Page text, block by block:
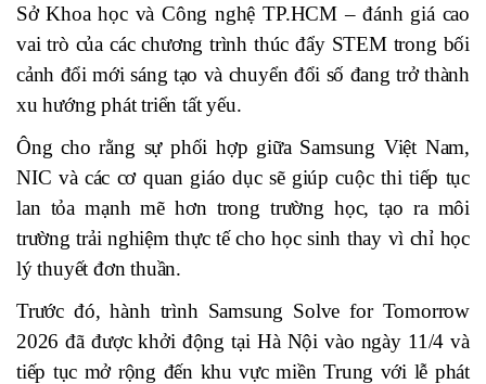
Sở Khoa học và Công nghệ TP.HCM – đánh giá cao
vai trò của các chương trình thúc đẩy STEM trong bối
cảnh đổi mới sáng tạo và chuyển đổi số đang trở thành
xu hướng phát triển tất yếu.
Ông cho rằng sự phối hợp giữa Samsung Việt Nam,
NIC và các cơ quan giáo dục sẽ giúp cuộc thi tiếp tục
lan tỏa mạnh mẽ hơn trong trường học, tạo ra môi
trường trải nghiệm thực tế cho học sinh thay vì chỉ học
lý thuyết đơn thuần.
Trước đó, hành trình Samsung Solve for Tomorrow
2026 đã được khởi động tại Hà Nội vào ngày 11/4 và
tiếp tục mở rộng đến khu vực miền Trung với lễ phát